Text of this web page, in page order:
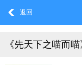
返回
《先天下之喵而